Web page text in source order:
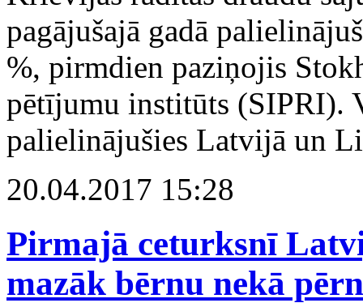
pagājušajā gadā
%, pirmdien paziņojis
pētījumu institūts (SIPRI).
palielinājušies Latvijā un
20.04.2017 15:28
Pirmajā ceturksnī
mazāk bērnu nekā